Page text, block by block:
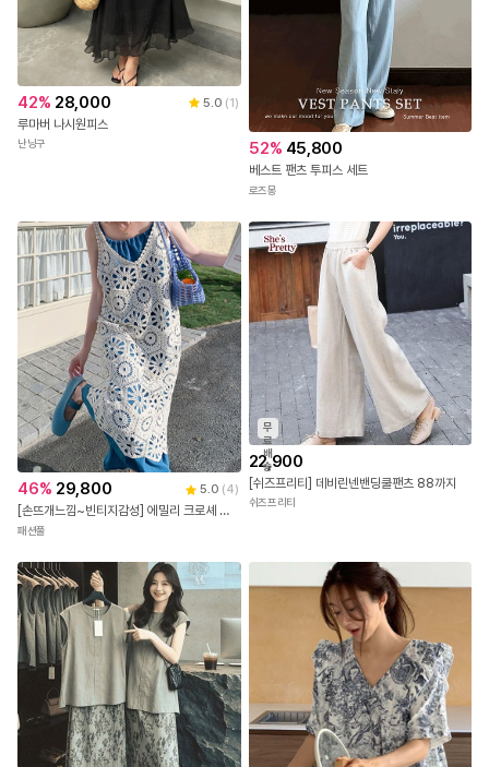
42% 28,000 5.0 (1)
루마버 나시원피스
난닝구 52% 45,800
베스트 팬츠 투피스 세트
로즈몽
46% 29,800 5.0 (4)
[손뜨개느낌~빈티지감성] 에밀리 크로셰 뷔스티에 원피스
패션풀
무
료
배
송
22,900
[쉬즈프리티] 데비린넨밴딩쿨팬츠 88까지
쉬즈프리티